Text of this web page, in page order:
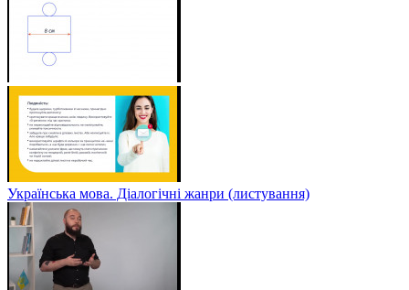
Українська мова. Діалогічні жанри (листування)